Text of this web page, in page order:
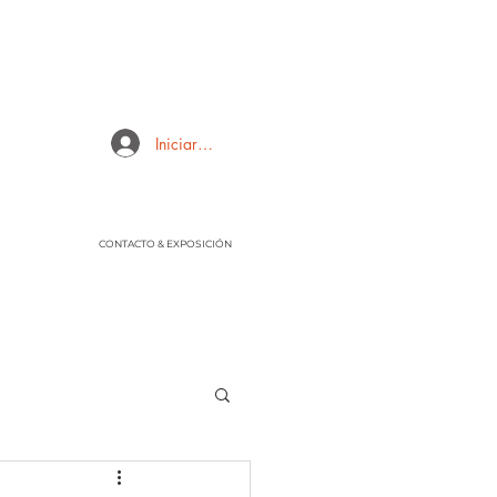
Iniciar sesión
CONTACTO & EXPOSICIÓN